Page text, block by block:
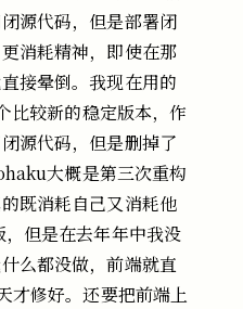
源代码，但是部署闭
消耗精神，即使在那
接晕倒。我现在用的
比较新的稳定版本，作
源代码，但是删掉了
大概是第三次重构
既消耗自己又消耗他
但是在去年年中我没
么都没做，前端就直
才修好。还要把前端上